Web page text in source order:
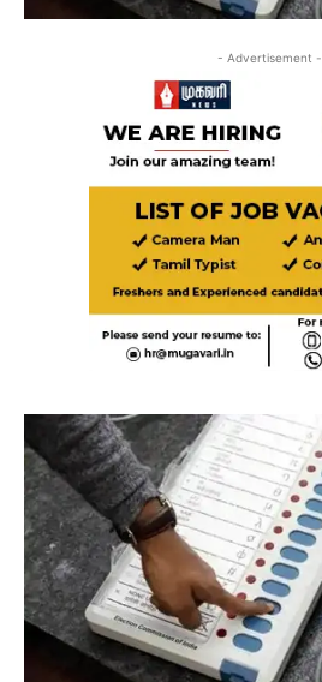
- Advertisement -